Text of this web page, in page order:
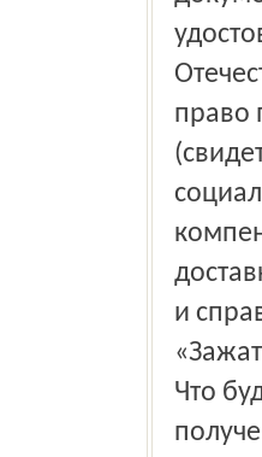
право
и
Что